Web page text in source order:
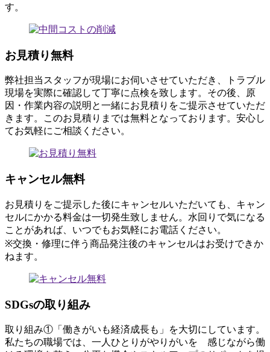
す。
お見積り無料
弊社担当スタッフが現場にお伺いさせていただき、トラブル
現場を実際に確認して丁寧に点検を致します。その後、原
因・作業内容の説明と一緒にお見積りをご提示させていただ
きます。このお見積りまでは無料となっております。安心し
てお気軽にご相談ください。
キャンセル無料
お見積りをご提示した後にキャンセルいただいても、キャン
セルにかかる料金は一切発生致しません。水回りで気になる
ことがあれば、いつでもお気軽にお電話ください。
※交換・修理に伴う商品発注後のキャンセルはお受けできか
ねます。
SDGsの取り組み
取り組み①「働きがいも経済成長も」を大切にしています。
私たちの職場では、一人ひとりがやりがいを 感じながら働